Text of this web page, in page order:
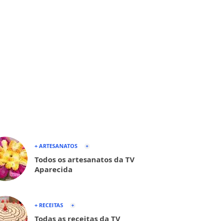
+ ARTESANATOS
Todos os artesanatos da TV
Aparecida
+ RECEITAS
Todas as receitas da TV